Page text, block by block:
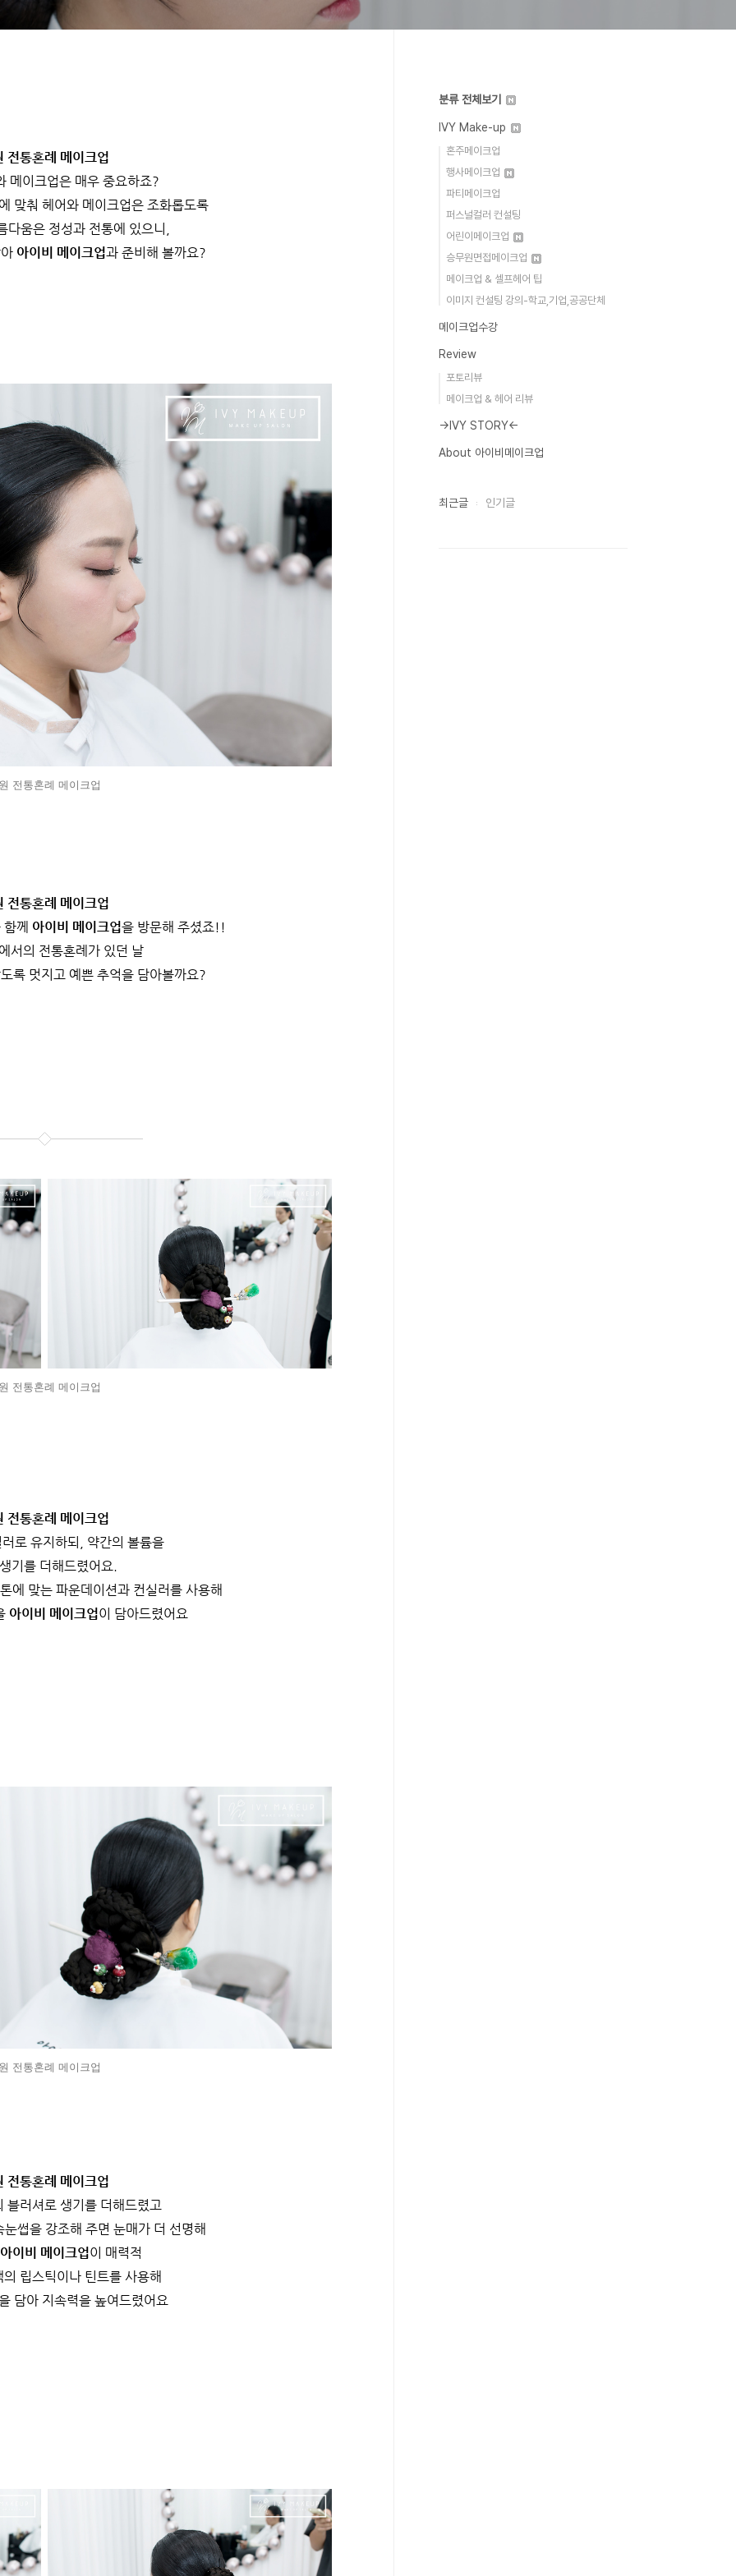
전통혼례 메이크업
메이크업은 매우 중요하죠?
맞춰 헤어와 메이크업은 조화롭도록
다움은 정성과 전통에 있으니,
아이비 메이크업과 준비해 볼까요?
전통혼례 메이크업
전통혼례 메이크업
께 아이비 메이크업을 방문해 주셨죠!!
서의 전통혼례가 있던 날
록 멋지고 예쁜 추억을 담아볼까요?
전통혼례 메이크업
전통혼례 메이크업
로 유지하되, 약간의 볼륨을
기를 더해드렸어요.
에 맞는 파운데이션과 컨실러를 사용해
아이비 메이크업이 담아드렸어요
전통혼례 메이크업
전통혼례 메이크업
블러셔로 생기를 더해드렸고
썹을 강조해 주면 눈매가 더 선명해
아이비 메이크업이 매력적
립스틱이나 틴트를 사용해
담아 지속력을 높여드렸어요
분류 전체보기
IVY Make-up
혼주메이크업
행사메이크업
파티메이크업
퍼스널컬러 컨설팅
어린이메이크업
승무원면접메이크업
메이크업 & 셀프헤어 팁
이미지 컨설팅 강의-학교,기업,공공단체
메이크업수강
Review
포토리뷰
메이크업 & 헤어 리뷰
→IVY STORY←
About 아이비메이크업
최근글 인기글